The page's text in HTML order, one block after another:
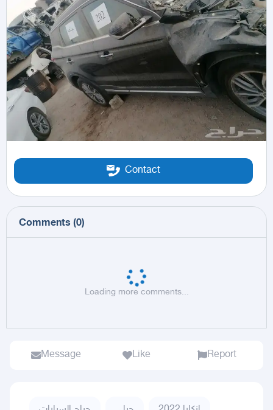
Contact
Comments (0)
Loading more comments...
Message Like Report